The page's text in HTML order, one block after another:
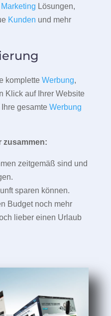
Marketing Lösungen,
Kunden und mehr
komplette Werbung,
Klick auf Ihrer Website
gesamte Werbung
zusammen:
zeitgemäß sind und
sparen können.
Budget noch mehr
lieber einen Urlaub